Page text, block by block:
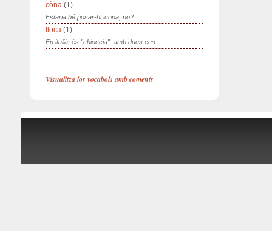
còna (1)
Estaria bé posar-hi icona, no? ...
lloca (1)
En italià, és "chioccia", amb dues ces. ...
Visualitza los vocabols amb coments